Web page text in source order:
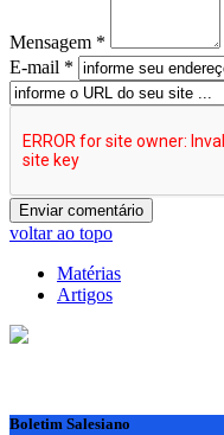
Mensagem *
E-mail *
voltar ao topo
Matérias
Artigos
Boletim Salesiano